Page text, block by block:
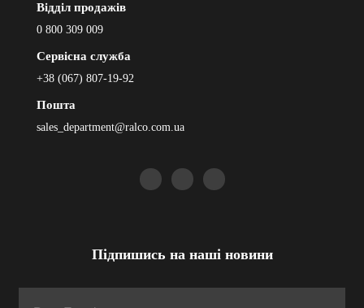
Відділ продажів
0 800 309 009
Сервісна служба
+38 (067) 807-19-92
Пошта
sales_department@ralco.com.ua
Підпишись на наші новини